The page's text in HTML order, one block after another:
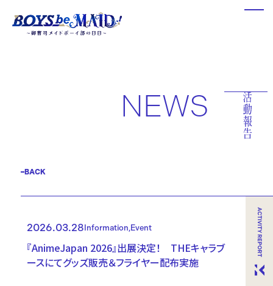
NEWS
BACK
2026.03.28 Information Event
『AnimeJapan 2026』出展決定！ THEキャラブ
ースにてグッズ販売＆フライヤー配布実施